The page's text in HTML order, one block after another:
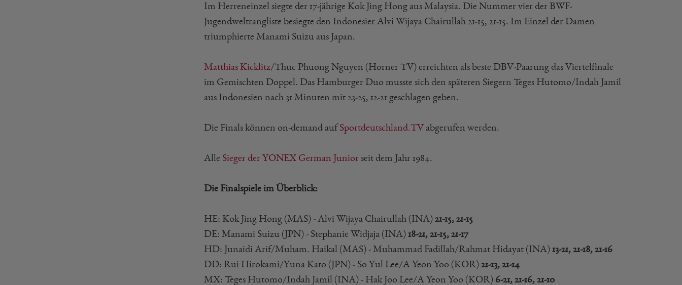
Im Herreneinzel siegte der 17-jährige Kok Jing Hong aus Malaysia. Die Nummer vier der BWF-
Jugendweltrangliste besiegte den Indonesier Alvi Wijaya Chairullah 21-15, 21-15. Im Einzel der Damen
triumphierte Manami Suizu aus Japan.
Matthias Kicklitz/Thuc Phuong Nguyen (Horner TV) erreichten als beste DBV-Paarung das Viertelfinale
im Gemischten Doppel. Das Hamburger Duo musste sich den späteren Siegern Teges Hutomo/Indah Jamil
aus Indonesien nach 31 Minuten mit 23-25, 12-21 geschlagen geben.
Die Finals können on-demand aufSportdeutschland.TVabgerufen werden.
Alle Sieger der YONEX German Junior seit dem Jahr 1984.
Die Finalspiele im Überblick:
HE: Kok Jing Hong (MAS) - Alvi Wijaya Chairullah (INA) 21-15, 21-15
DE: Manami Suizu (JPN) - Stephanie Widjaja (INA) 18-21, 21-15, 21-17
HD: Junaidi Arif/Muham. Haikal (MAS) - Muhammad Fadillah/Rahmat Hidayat (INA) 13-21, 21-18, 21-16
DD: Rui Hirokami/Yuna Kato (JPN) - So Yul Lee/A Yeon Yoo (KOR) 21-13, 21-14
MX: Teges Hutomo/Indah Jamil (INA) - Hak Joo Lee/A Yeon Yoo (KOR) 6-21, 21-16, 21-10